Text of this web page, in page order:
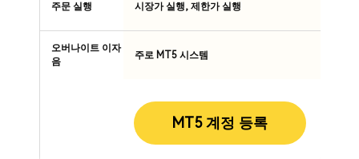
주문 실행
오버나이트 이자 없
음
시장가 실행, 제한가 실행
주로 MT5 시스템
MT5 계정 등록